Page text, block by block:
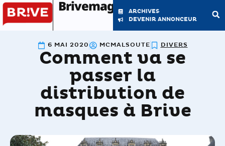
Brivemag'
ARCHIVES
DEVENIR ANNONCEUR
6 MAI 2020 MCMALSOUTE DIVERS
Comment va se
passer la
distribution de
masques à Brive